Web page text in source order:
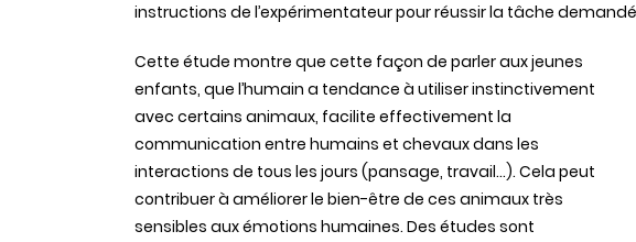
instructions de l’expérimentateur pour réussir la tâche
Cette étude montre que cette façon de parler aux jeunes
enfants, que l’humain a tendance à utiliser instinctivement
avec certains animaux, facilite effectivement la
communication entre humains et chevaux dans les
interactions de tous les jours (pansage, travail…). Cela peut
contribuer à améliorer le bien-être de ces animaux très
sensibles aux émotions humaines. Des études sont